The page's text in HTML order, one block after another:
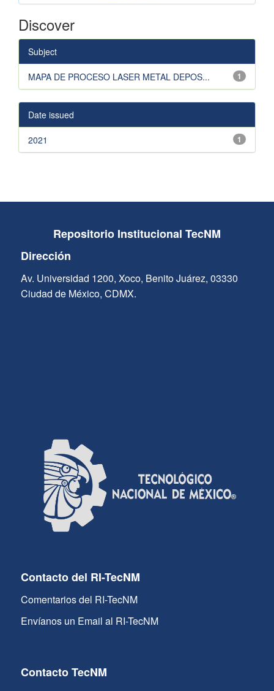
Discover
Subject
1
MAPA DE PROCESO LASER METAL DEPOS...
Date issued
1
2021
Repositorio Institucional TecNM
Dirección
Av. Universidad 1200, Xoco, Benito Juárez, 03330
Ciudad de México, CDMX.
Contacto del RI-TecNM
Comentarios del RI-TecNM
Envíanos un Email al RI-TecNM
Contacto TecNM